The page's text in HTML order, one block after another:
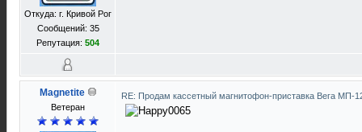
Откуда: г. Кривой Рог
Сообщений: 35
Репутация: 504
Magnetite
Ветеран
RE: Продам кассетный магнитофон-приставка Вега МП-